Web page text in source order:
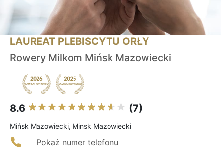
LAUREAT PLEBISCYTU ORŁY
Rowery Milkom Mińsk Mazowiecki
8.6 (7)
Mińsk Mazowiecki, Minsk Mazowiecki
Pokaż numer telefonu